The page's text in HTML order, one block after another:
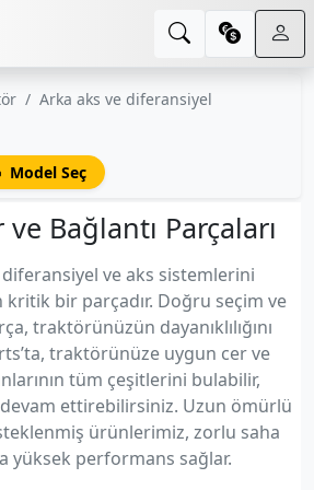
Arka aks ve diferansiyel
Model Seç
Bağlantı Parçaları
ve aks sistemlerini
bir parçadır. Doğru seçim ve
traktörünüzün dayanıklılığını
traktörünüze uygun cer ve
tüm çeşitlerini bulabilir,
ettirebilirsiniz. Uzun ömürlü
ürünlerimiz, zorlu saha
yüksek performans sağlar.